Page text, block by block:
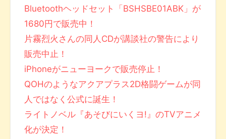
Bluetoothヘッドセット「BSHSBE01ABK」が
1680円で販売中！
片霧烈火さんの同人CDが講談社の警告により
販売中止！
iPhoneがニューヨークで販売停止！
QOHのようなアクアプラス2D格闘ゲームが同
人ではなく公式に誕生！
ライトノベル『あそびにいくヨ!』のTVアニメ
化が決定！